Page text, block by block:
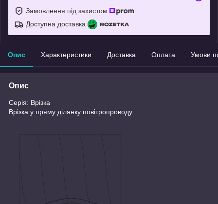
Замовлення під захистом
Доступна доставка
Опис Характеристики Доставка Оплата Умови
Опис
Серія: Врізка
Врізка у пряму ділянку повітропроводу